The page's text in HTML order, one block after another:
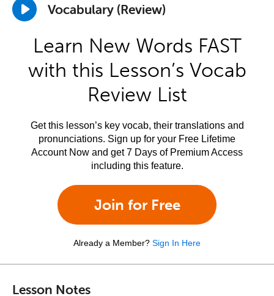
Vocabulary (Review)
Learn New Words FAST
with this Lesson’s Vocab
Review List
Get this lesson’s key vocab, their translations and
pronunciations. Sign up for your Free Lifetime
Account Now and get 7 Days of Premium Access
including this feature.
Join for Free
Already a Member? Sign In Here
Lesson Notes